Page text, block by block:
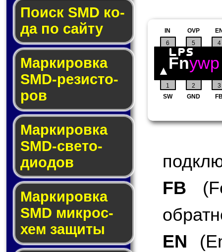
Поиск SMD ко­
да по сай­ту
Маркировка
SMD-ре­зис­то­
ров
Маркировка
SMD-све­то­
дио­дов
Мар­ки­ров­ка
SMD мик­рос­
хем защиты
1 2 3
4
SW GND
OVP
5
6
IN
Fnywp
FB
EN